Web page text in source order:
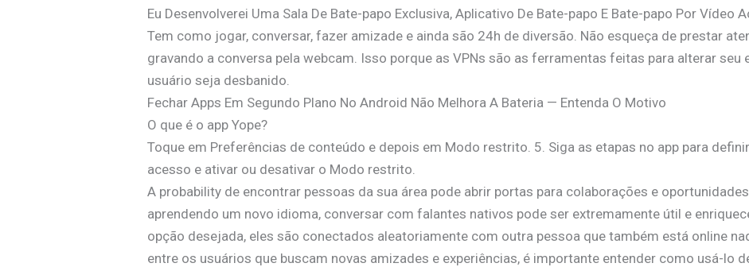
Eu Desenvolverei Uma Sala De Bate-papo Exclusiva, Aplicativo De Bate-papo E Bate-papo Por Vídeo
Tem como jogar, conversar, fazer amizade e ainda são 24h de diversão. Não esqueça de prestar
gravando a conversa pela webcam. Isso porque as VPNs são as ferramentas feitas para alterar seu
usuário seja desbanido.
Fechar Apps Em Segundo Plano No Android Não Melhora A Bateria — Entenda O Motivo
O que é o app Yope?
Toque em Preferências de conteúdo e depois em Modo restrito. 5. Siga as etapas no app para
acesso e ativar ou desativar o Modo restrito.
A probability de encontrar pessoas da sua área pode abrir portas para colaborações e
aprendendo um novo idioma, conversar com falantes nativos pode ser extremamente útil e
opção desejada, eles são conectados aleatoriamente com outra pessoa que também está online
entre os usuários que buscam novas amizades e experiências, é importante entender como usá-lo